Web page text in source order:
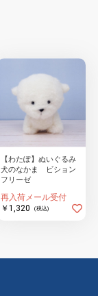
【わたぽ】ぬいぐるみ
犬のなかま ビション
フリーゼ
再入荷メール受付
￥1,320
(税込)